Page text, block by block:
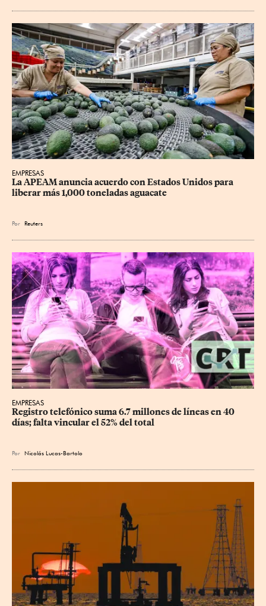
EMPRESAS
La APEAM anuncia acuerdo con Estados Unidos para
liberar más 1,000 toneladas aguacate
Por Reuters
EMPRESAS
Registro telefónico suma 6.7 millones de líneas en 40
días; falta vincular el 52% del total
Por Nicolás Lucas-Bartolo